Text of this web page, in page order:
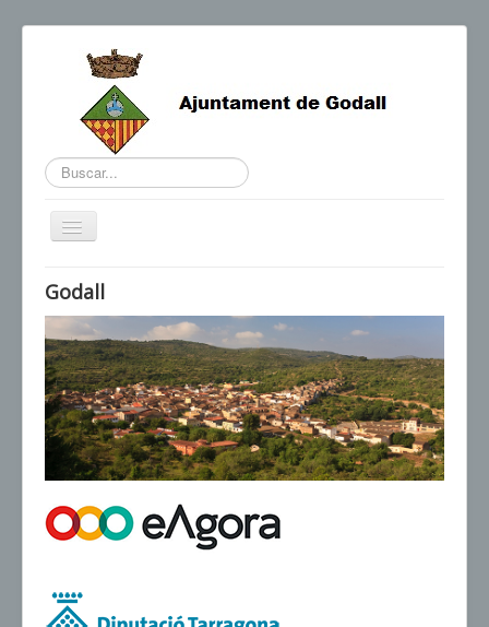
Buscar...
Cambiar
navegación
BENVINGUDA DE L'ALCALDE
AGENDA I NOTÍCIES
HORARIS D'INTERÈS
CONTACTE
TRÀMITS
SEU ELECTRÒNICA
VENDA D'ENTRADES
Godall